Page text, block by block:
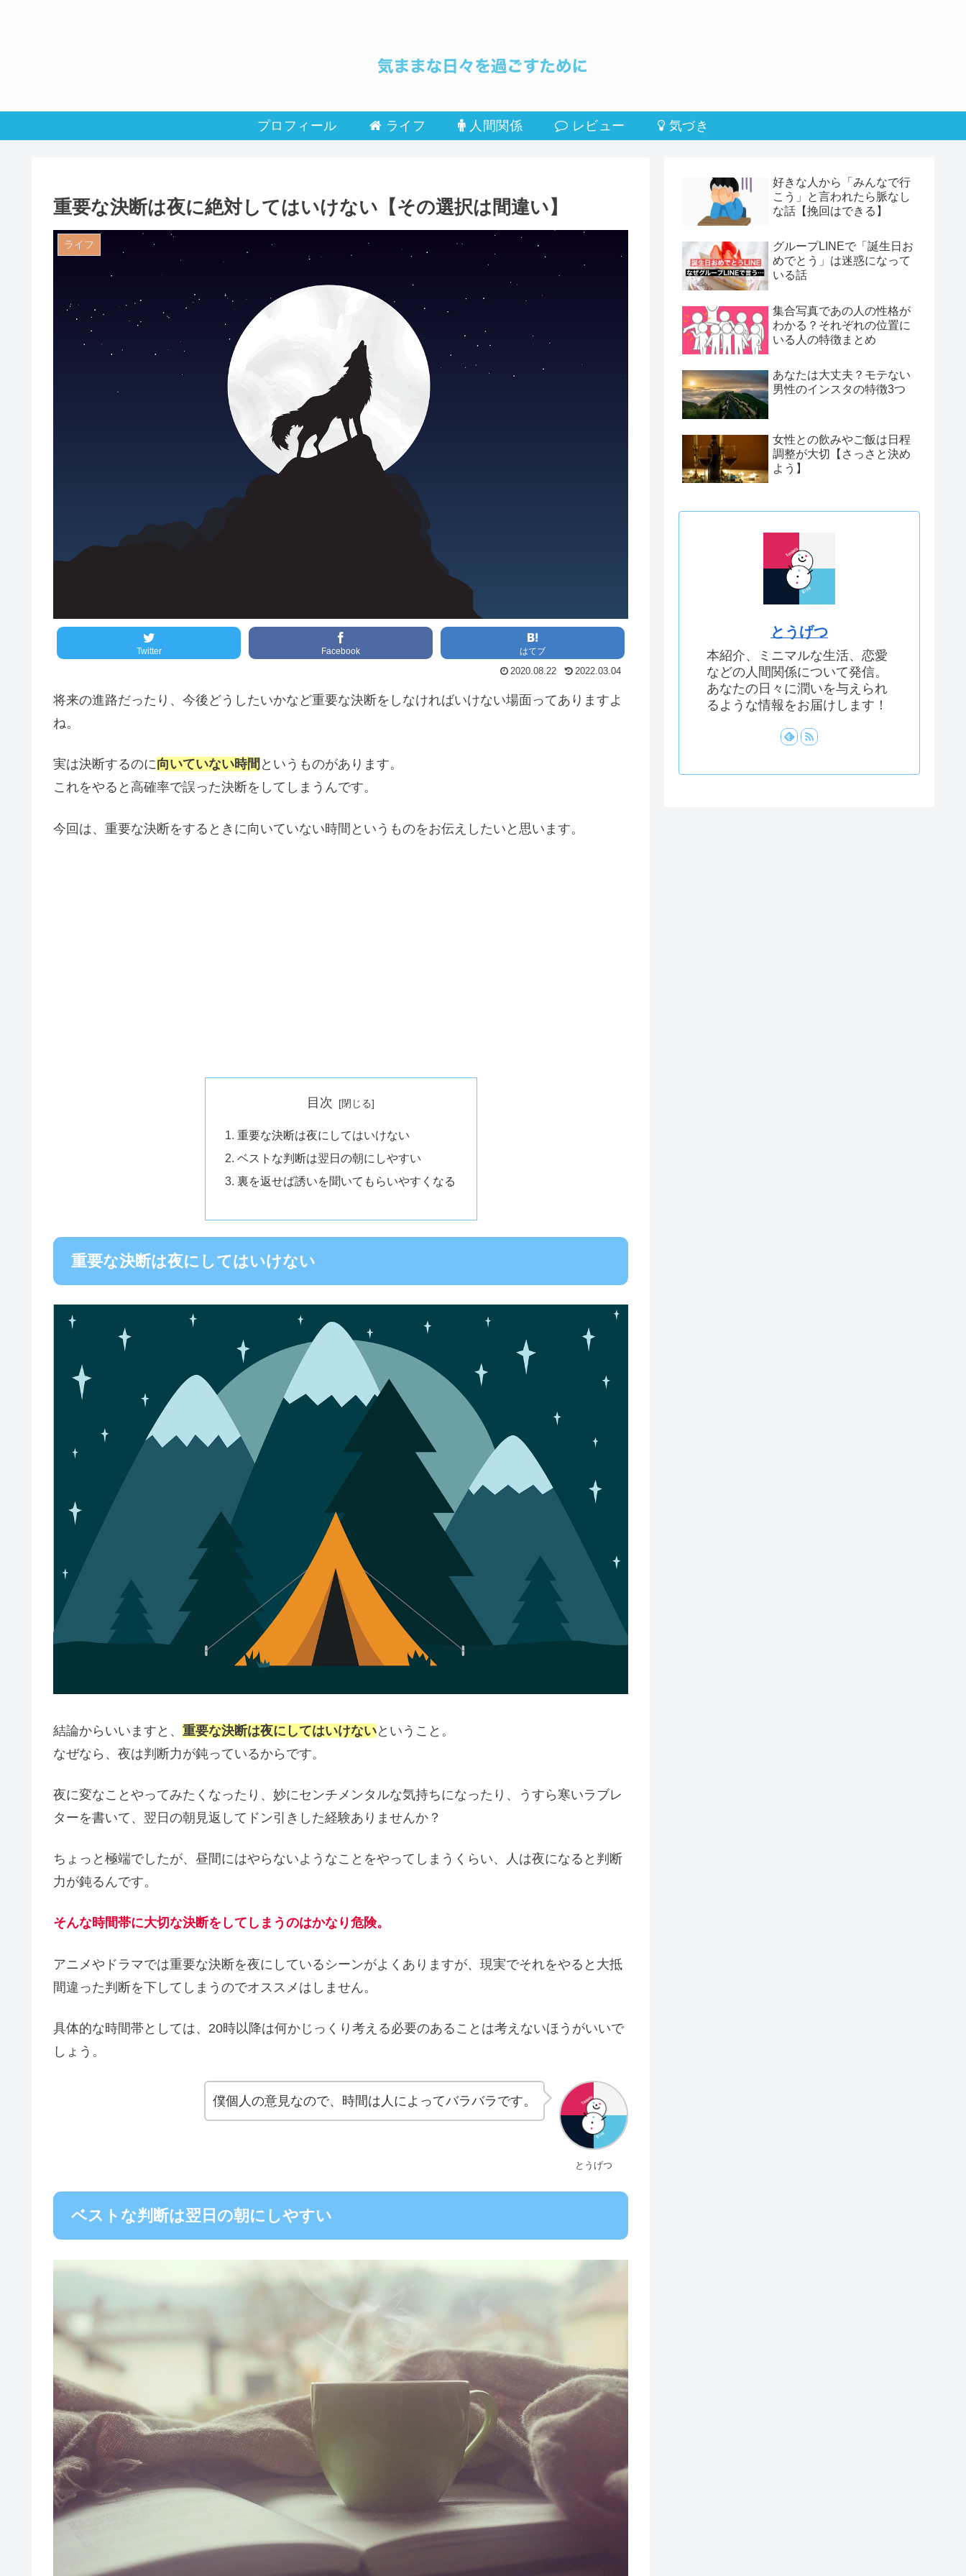
プロフィール ライフ 人間関係 レビュー 気づき
重要な決断は夜に絶対してはいけない【その選択は間違い】
ライフ
Twitter Facebook はてブ
2020.08.22 2022.03.04
将来の進路だったり、今後どうしたいかなど重要な決断をしなければいけない場面ってありますよ
ね。
実は決断するのに向いていない時間 というものがあります。
これをやると高確率で誤った決断をしてしまうんです。
今回は、重要な決断をするときに向いていない時間というものをお伝えしたいと思います。
目次
重要な決断は夜にしてはいけない
ベストな判断は翌日の朝にしやすい
裏を返せば誘いを聞いてもらいやすくなる
重要な決断は夜にしてはいけない
結論からいいますと、 重要な決断は夜にしてはいけないということ。
なぜなら、夜は判断力が鈍っているからです。
夜に変なことやってみたくなったり、妙にセンチメンタルな気持ちになったり、うすら寒いラブレ
ターを書いて、翌日の朝見返してドン引きした経験ありませんか？
ちょっと極端でしたが、昼間にはやらないようなことをやってしまうくらい、人は夜になると判断
力が鈍るんです。
そんな時間帯に大切な決断をしてしまうのはかなり危険。
アニメやドラマでは重要な決断を夜にしているシーンがよくありますが、現実でそれをやると大抵
間違った判断を下してしまうのでオススメはしません。
具体的な時間帯としては、20時以降は何かじっくり考える必要のあることは考えないほうがいいで
しょう。
とうげつ
僕個人の意見なので、時間は人によってバラバラです。
ベストな判断は翌日の朝にしやすい
好きな人から「みんなで行
こう」と言われたら脈なし
な話【挽回はできる】
グループLINEで「誕生日お
めでとう」は迷惑になって
いる話
集合写真であの人の性格が
わかる？それぞれの位置に
いる人の特徴まとめ
あなたは大丈夫？モテない
男性のインスタの特徴3つ
女性との飲みやご飯は日程
調整が大切【さっさと決め
よう】
とうげつ
本紹介、ミニマルな生活、恋愛
などの人間関係について発信。
あなたの日々に潤いを与えられ
るような情報をお届けします！